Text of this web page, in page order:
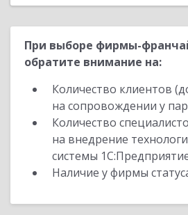
При выборе фирмы-
обратите внимание на:
Количество клиентов
на сопровождении у
Количество
на внедрение
системы
Наличие у фирмы